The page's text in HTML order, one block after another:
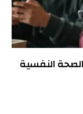
النفسية